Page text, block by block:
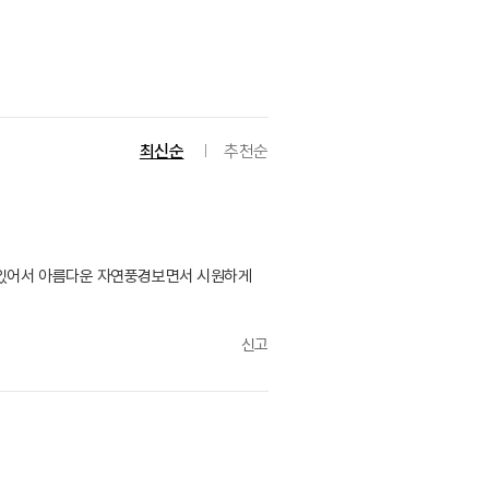
최신순 추천순
서 아름다운 자연풍경보면서 시원하게
신고